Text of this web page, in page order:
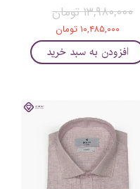
۱۳,۹۸۰,۰۰۰ تومان
۱۰,۴۸۵,۰۰۰ تومان
افزودن به سبد خرید